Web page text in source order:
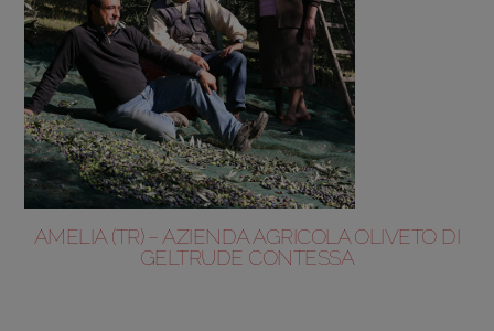
AMELIA (TR) – AZIENDA AGRICOLA OLIVETO DI
GELTRUDE CONTESSA